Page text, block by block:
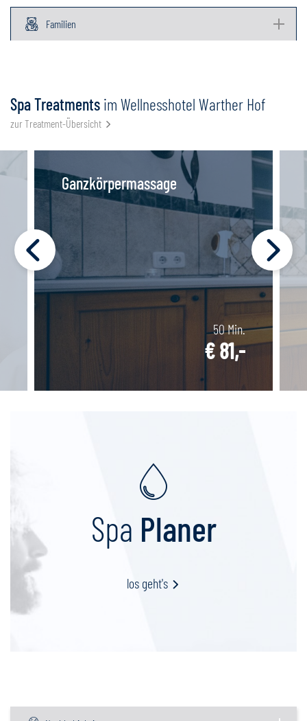
Familien
Spa Treatments im Wellnesshotel Warther Hof
zur Treatment-Übersicht
Ganzkörpermassage
50 Min.
€ 81,-
Spa Planer
los geht's